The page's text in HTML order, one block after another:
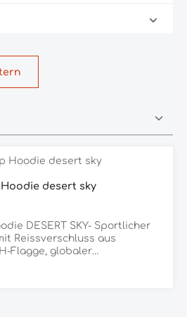
desert sky
DESERT SKY- Sportlicher
Reissverschluss aus
Flagge, globaler
94%